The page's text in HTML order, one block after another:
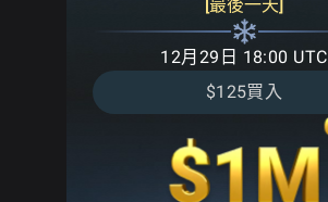
[最後一天]
12月29日 18:00 UTC
$125買入